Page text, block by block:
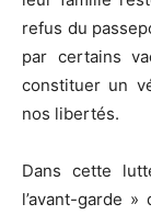
refus du
par certains
constituer un
nos libertés.
Dans cette
l’avant-garde